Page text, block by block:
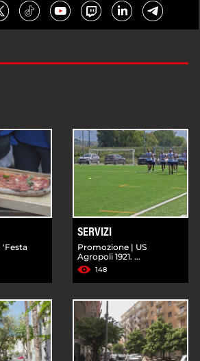
'Festa
SERVIZI
Promozione | US
Agropoli 1921. ...
148